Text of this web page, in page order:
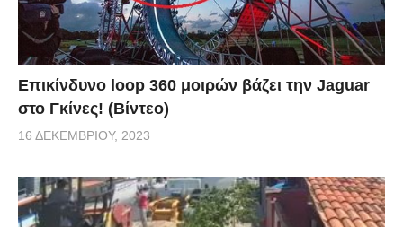
Επικίνδυνο loop 360 μοιρών βάζει την Jaguar
στο Γκίνες! (Βίντεο)
16 ΔΕΚΕΜΒΡΊΟΥ, 2023